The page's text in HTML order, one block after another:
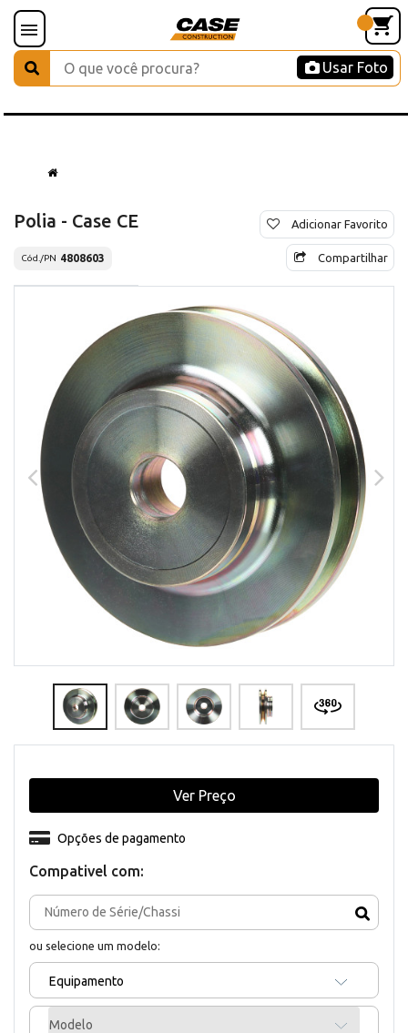
Usar Foto
Polia - Case CE
Cód./PN 4808603
Adicionar Favorito
Compartilhar
Compativel com:
ou selecione um modelo:
Equipamento
Modelo
Opções de pagamento
Ver Preço